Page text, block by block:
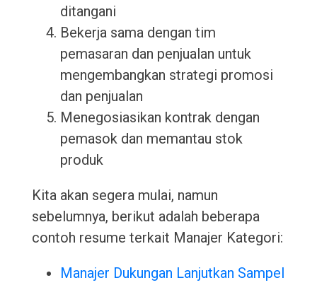
ditangani
Bekerja sama dengan tim
pemasaran dan penjualan untuk
mengembangkan strategi promosi
dan penjualan
Menegosiasikan kontrak dengan
pemasok dan memantau stok
produk
Kita akan segera mulai, namun
sebelumnya, berikut adalah beberapa
contoh resume terkait Manajer Kategori:
Manajer Dukungan Lanjutkan Sampel